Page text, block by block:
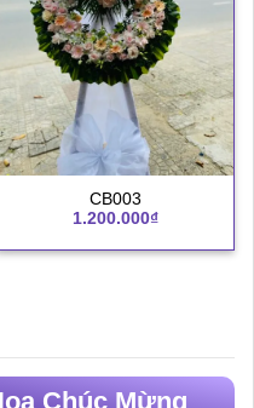
CB003
1.200.000₫
Chúc Mừng